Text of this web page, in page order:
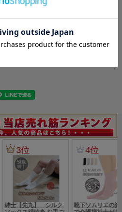
のは、バスト対応サイズになります。
87ｃｍLサイズ86～94ｃｍ
（アンダー）Mが30ｃｍLが32ｃｍ
ｃｍL30ｃｍ
での置き寸法はMが31ｃｍ Lが32ｃｍ
いますが、アジャスターは御座いませんの
判断くださいませ。（カップは若干小さめ
ロー ・ ホワイト ・ ブラック